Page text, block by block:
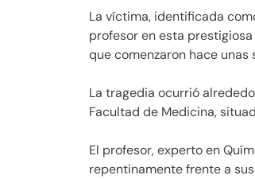
La víctima, identificada
profesor en esta
que comenzaron hace unas
La tragedia ocurrió
Facultad de Medicina,
El profesor, experto en
repentinamente frente a